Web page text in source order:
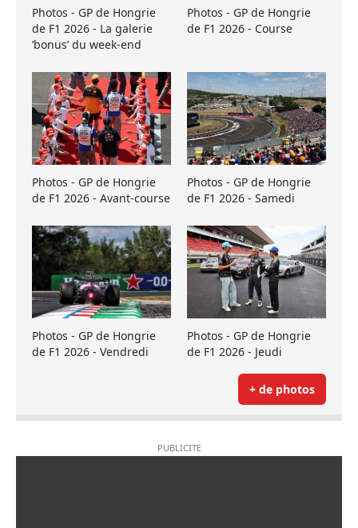
Photos - GP de Hongrie
de F1 2026 - La galerie
’bonus’ du week-end
Photos - GP de Hongrie
de F1 2026 - Course
Photos - GP de Hongrie
de F1 2026 - Avant-course
Photos - GP de Hongrie
de F1 2026 - Samedi
Photos - GP de Hongrie
de F1 2026 - Vendredi
Photos - GP de Hongrie
de F1 2026 - Jeudi
+ de photos